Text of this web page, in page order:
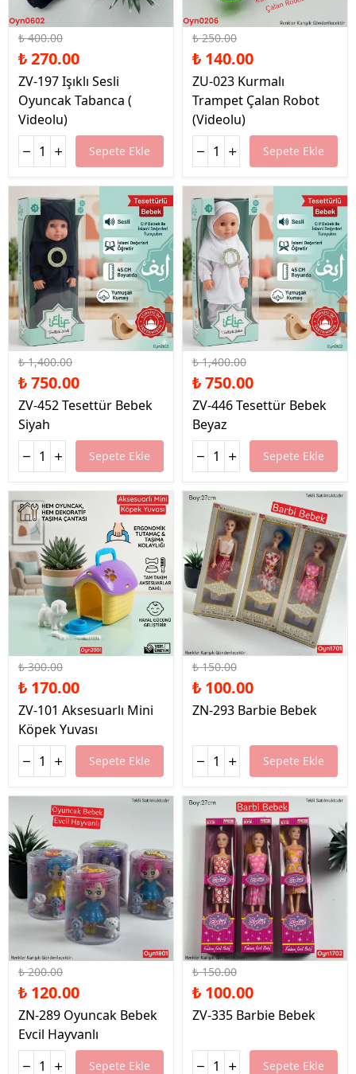
%33 İndirim
₺ 400.00
₺ 270.00
ZV-197 Işıklı Sesli
Oyuncak Tabanca (
Videolu)
Sepete Ekle
%44 İndirim
₺ 250.00
₺ 140.00
ZU-023 Kurmalı
Trampet Çalan Robot
(Videolu)
Sepete Ekle
%46 İndirim
₺ 1,400.00
₺ 750.00
ZV-452 Tesettür Bebek
Siyah
Sepete Ekle
%46 İndirim
₺ 1,400.00
₺ 750.00
ZV-446 Tesettür Bebek
Beyaz
Sepete Ekle
₺ 300.00
₺ 170.00
ZV-101 Aksesuarlı Mini
Köpek Yuvası
Sepete Ekle
₺ 150.00
₺ 100.00
ZN-293 Barbie Bebek
Sepete Ekle
₺ 200.00
₺ 120.00
ZN-289 Oyuncak Bebek
Evcil Hayvanlı
Sepete Ekle
%33 İndirim
₺ 150.00
₺ 100.00
ZV-335 Barbie Bebek
Sepete Ekle